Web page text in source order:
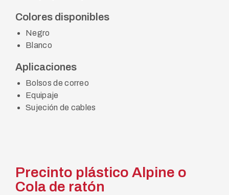
Colores disponibles
Negro
Blanco
Aplicaciones
Bolsos de correo
Equipaje
Sujeción de cables
Precinto plástico Alpine o
Cola de ratón